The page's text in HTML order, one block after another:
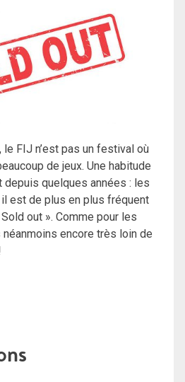
le FIJ n’est pas un festival où
de jeux. Une habitude
depuis quelques années : les
est de plus en plus fréquent
out ». Comme pour les
encore très loin de